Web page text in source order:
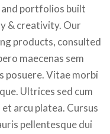
and portfolios built
& creativity. Our
products, consulted
maecenas sem
posuere. Vitae morbi
Ultrices sed cum
arcu platea. Cursus
pellentesque dui